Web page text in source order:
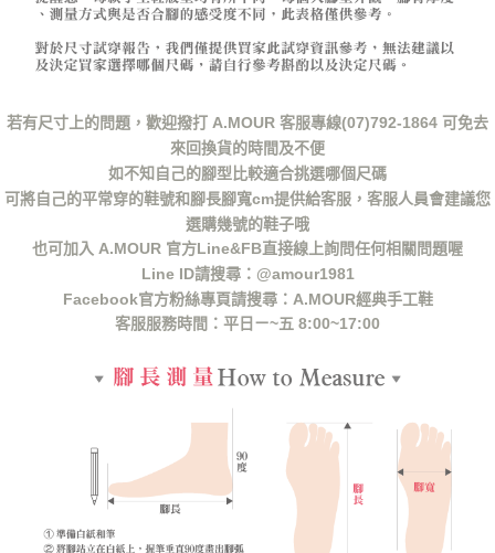
若有尺寸上的問題，歡迎撥打 A.MOUR 客服專線(07)792-1864 可免去
來回換貨的時間及不便
如不知自己的腳型比較適合挑選哪個尺碼
可將自己的平常穿的鞋號和腳長腳寬cm提供給客服，客服人員會建議您
選購幾號的鞋子哦
也可加入 A.MOUR 官方Line&FB直接線上詢問任何相關問題喔
Line ID請搜尋：@amour1981
Facebook官方粉絲專頁請搜尋：A.MOUR經典手工鞋
客服服務時間：平日ㄧ~五 8:00~17:00